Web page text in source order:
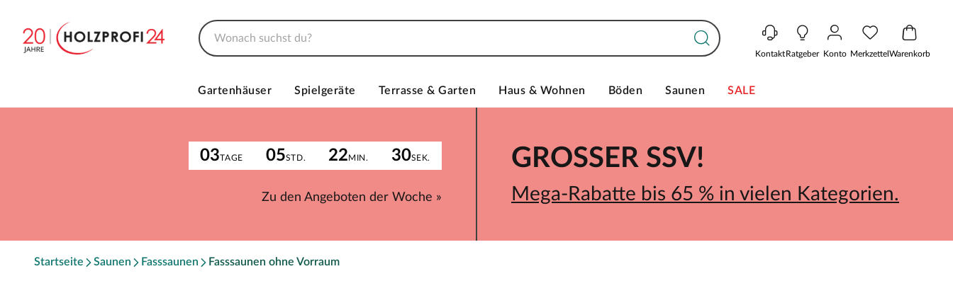
KontaktRatgeber Konto MerkzettelWarenkorb
Gartenhäuser Spielgeräte Terrasse & Garten Haus & Wohnen Böden Saunen SALE
03TAGE 05STD. 22MIN. 30SEK.
Zu den Angeboten der Woche »
GROSSER SSV!
Mega-Rabatte bis 65 % in vielen Kategorien.
Startseite Saunen Fasssaunen Fasssaunen ohne Vorraum